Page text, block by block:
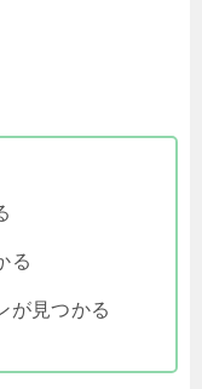
る
が見つかる